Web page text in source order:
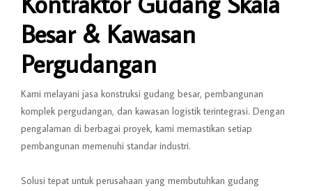
Besar & Kawasan
Pergudangan
Kami melayani jasa konstruksi gudang besar, pembangunan
komplek pergudangan, dan kawasan logistik terintegrasi. Dengan
pengalaman di berbagai proyek, kami memastikan setiap
pembangunan memenuhi standar industri.
Solusi tepat untuk perusahaan yang membutuhkan gudang